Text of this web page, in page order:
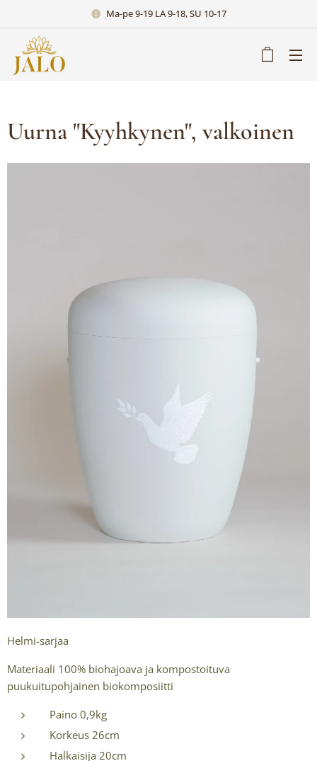
Ma-pe 9-19 LA 9-18, SU 10-17
Uurna "Kyyhkynen", valkoinen
Helmi-sarjaa
Materiaali 100% biohajoava ja kompostoituva
puukuitupohjainen biokomposiitti
Paino 0,9kg
Korkeus 26cm
Halkaisija 20cm